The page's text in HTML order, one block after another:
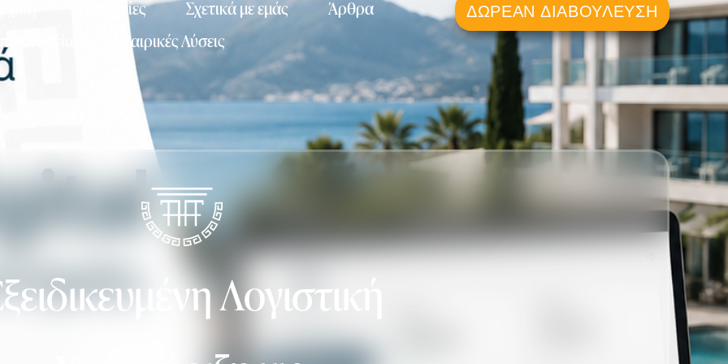
Υπηρεσίες Σχετικά με εμάς
Άρθρα
Επικοινωνία
Εταιρικές Λύσεις
ΔΩΡΕΆΝ ΔΙΑΒΟΎΛΕΥΣΗ
Λογιστική